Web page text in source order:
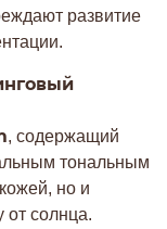
развитие
, содержащий
тональным
но и
от солнца.